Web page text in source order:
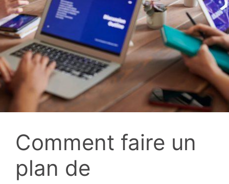
Comment faire un
plan de